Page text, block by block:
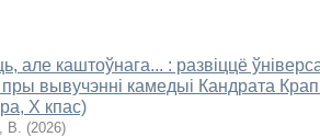
але каштоўнага... : развіццё
пры вывучэнні камедыі Кандрата
X кпас)
В. (2026)